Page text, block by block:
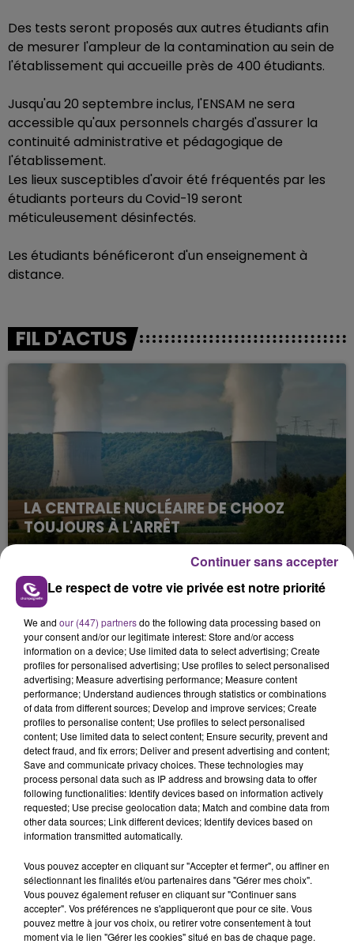
Des tests seront proposés aux autres étudiants afin
de mesurer l'ampleur de la contamination au sein de
l'établissement qui accueille près de 400 étudiants.
Jusqu'au 20 septembre inclus, l'ENSAM ne sera
accessible qu'aux personnels chargés d'assurer la
continuité administrative et pédagogique de
l'établissement.
Les lieux susceptibles d'avoir été fréquentés par les
étudiants porteurs du Covid-19 seront
méticuleusement désinfectés.
Les étudiants bénéficeront d'un enseignement à
distance.
FIL D'ACTUS
LA CENTRALE NUCLÉAIRE DE CHOOZ
TOUJOURS À L'ARRÊT
Cela fait déjà une semaine que la centrale
nucléaire ardennaise est à l'arrêt. Une situation
justifiée par la sécheresse intense qui est toujours
présente.
LE MAGASIN JOUÉCLUB DE REIMS FERME
SES PORTES
C'était l'une des institutions du centre-ville
rémois. Le magasin JouéClub est contraint de
fermer ses portes.
TITRES DIFFUSÉS
14h21
14h21
Le respect de votre vie privée est notre priorité
We and our (447) partnersdo the following data processing based on
your consent and/or our legitimate interest: Store and/or access
information on a device; Use limited data to select advertising; Create
profiles for personalised advertising; Use profiles to select personalised
advertising; Measure advertising performance; Measure content
performance; Understand audiences through statistics or combinations
of data from different sources; Develop and improve services; Create
profiles to personalise content; Use profiles to select personalised
content; Use limited data to select content; Ensure security, prevent and
detect fraud, and fix errors; Deliver and present advertising and content;
Save and communicate privacy choices. These technologies may
process personal data such as IP address and browsing data to offer
following functionalities: Identify devices based on information actively
requested; Use precise geolocation data; Match and combine data from
other data sources; Link different devices; Identify devices based on
information transmitted automatically.
Vous pouvez accepter en cliquant sur "Accepter et fermer", ou affiner en
sélectionnant les finalités et/ou partenaires dans "Gérer mes choix".
Vous pouvez également refuser en cliquant sur "Continuer sans
accepter". Vos préférences ne s'appliqueront que pour ce site. Vous
pouvez mettre à jour vos choix, ou retirer votre consentement à tout
moment via le lien "Gérer les cookies" situé en bas de chaque page.
Continuer sans accepter